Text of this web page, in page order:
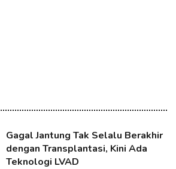
Gagal Jantung Tak Selalu Berakhir
dengan Transplantasi, Kini Ada
Teknologi LVAD